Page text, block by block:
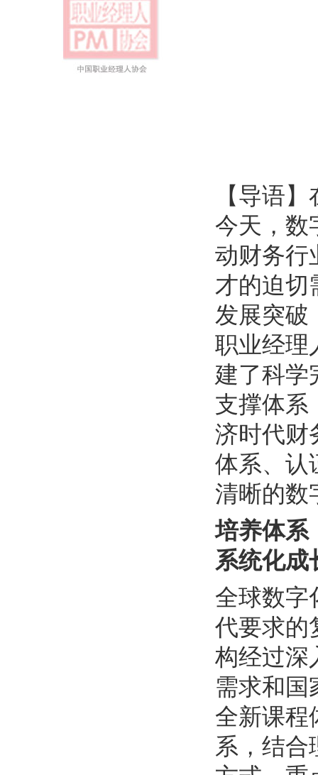
【导语
今天，数
动财务行
才的迫切
发展突破
职业经理
建了科学
支撑体系
济时代财
体系、认
清晰的数
培养体系
系统化成
全球数字
代要求的
构经过深
需求和国
全新课程
系，结合